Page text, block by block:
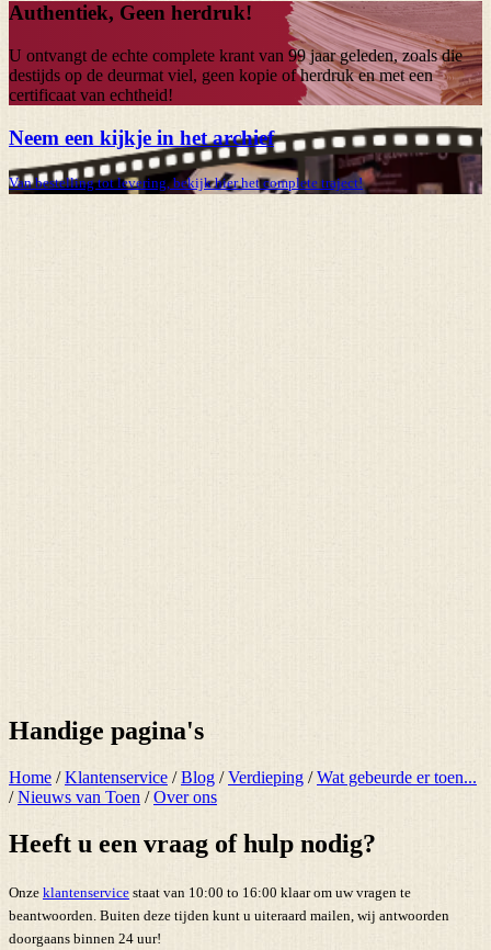
Authentiek, Geen herdruk!
U ontvangt de echte complete krant van 99 jaargeleden, zoals die
destijds op de deurmat viel, geen kopie of herdruk en met een
certificaat van echtheid!
Neem een kijkje in het archief
Van bestelling tot levering, bekijk hier het complete traject!
Handige pagina's
Home /Klantenservice /Blog /Verdieping /Wat gebeurde er toen...
/Nieuws van Toen /Over ons
Heeft u een vraag of hulp nodig?
Onze klantenservice staat van 10:00 to 16:00 klaar om uw vragen te
beantwoorden. Buiten deze tijden kunt u uiteraard mailen, wij antwoorden
doorgaans binnen 24 uur!